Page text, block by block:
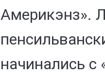
Америкэнз».
начинались с